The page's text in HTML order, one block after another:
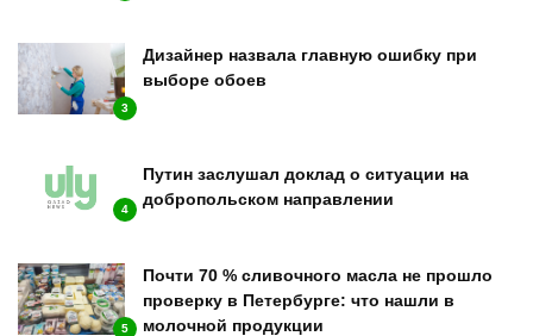
3
Дизайнер назвала главную ошибку при
выборе обоев
4
Путин заслушал доклад о ситуации на
добропольском направлении
5
Почти 70 % сливочного масла не прошло
проверку в Петербурге: что нашли в
молочной продукции